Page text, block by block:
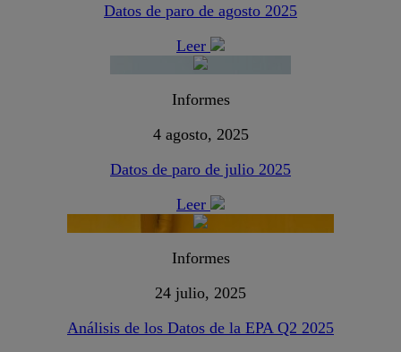
Datos de paro de agosto 2025
Leer
Informes
4 agosto, 2025
Datos de paro de julio 2025
Leer
Informes
24 julio, 2025
Análisis de los Datos de la EPA Q2 2025